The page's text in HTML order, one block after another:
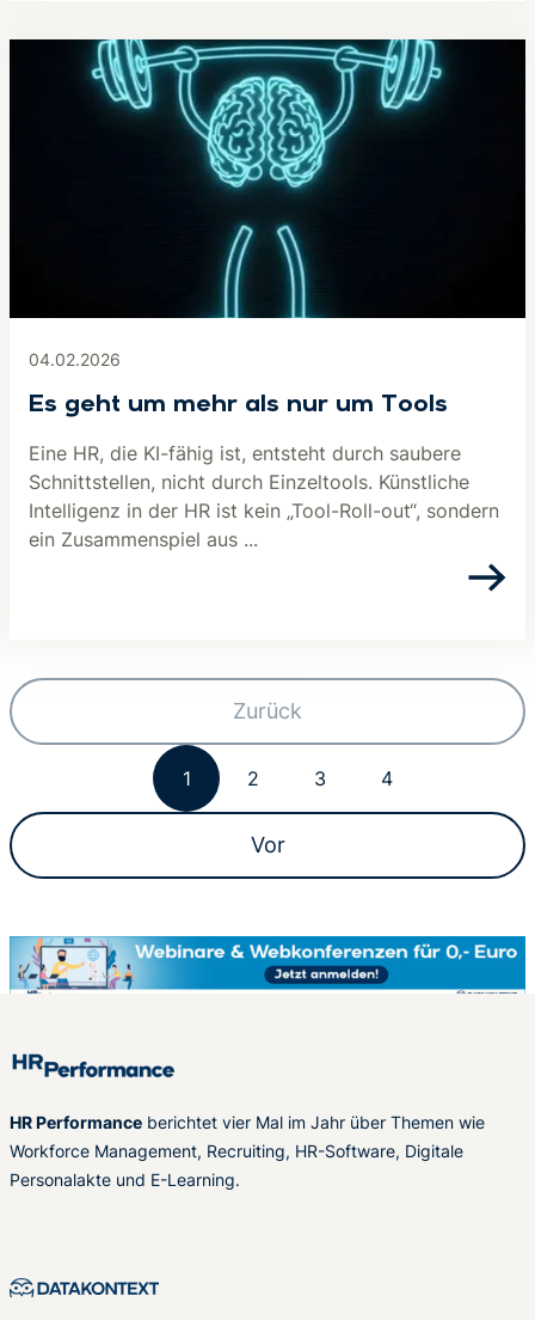
04.02.2026
Es geht um mehr als nur um Tools
Eine HR, die KI-fähig ist, entsteht durch saubere
Schnittstellen, nicht durch Einzeltools. Künstliche
Intelligenz in der HR ist kein „Tool-Roll-out“, sondern
ein Zusammenspiel aus ...
Zurück
1 2 3 4
Vor
HR Performance berichtet vier Mal im Jahr über Themen wie
Workforce Management, Recruiting, HR-Software, Digitale
Personalakte und E-Learning.